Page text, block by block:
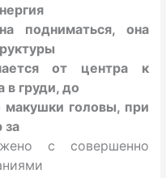
подниматься, она
от центра к
в груди, до
макушки головы, при
за
с совершенно